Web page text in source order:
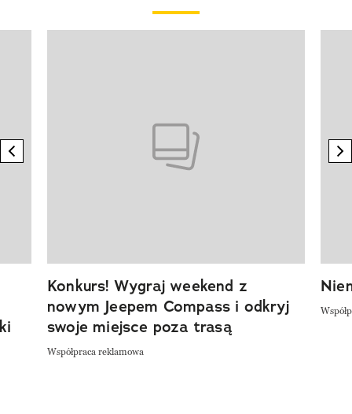
previous element
Konkurs! Wygraj weekend z
nowym Jeepem Compass i odkryj
swoje miejsce poza trasą
Współpraca reklamowa